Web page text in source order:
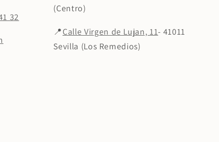
32
(Centro)
📍Calle Virgen de Lujan, 11- 41011
Sevilla (Los Remedios)